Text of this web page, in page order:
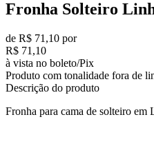
Fronha Solteiro
de R$ 71,10 por
R$ 71,10
à vista no boleto/Pix
Produto com tonalidade fora de
Descrição do produto
Fronha para cama de solteiro em